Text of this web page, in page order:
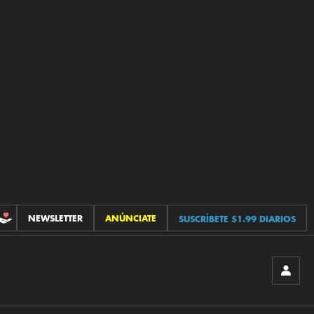
CONTRIBUCIONES
NEWSLETTER ANÚNCIATE SUSCRÍBETE $1.99 DIARIOS